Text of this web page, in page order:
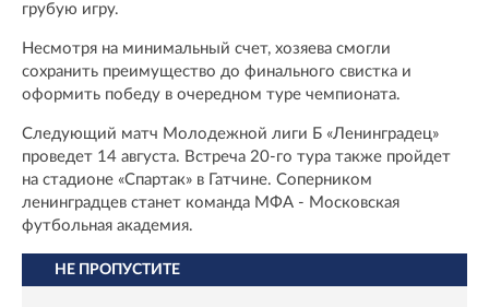
грубую игру.
Несмотря на минимальный счет, хозяева смогли
сохранить преимущество до финального свистка и
оформить победу в очередном туре чемпионата.
Следующий матч Молодежной лиги Б «Ленинградец»
проведет 14 августа. Встреча 20-го тура также пройдет
на стадионе «Спартак» в Гатчине. Соперником
ленинградцев станет команда МФА - Московская
футбольная академия.
НЕ ПРОПУСТИТЕ